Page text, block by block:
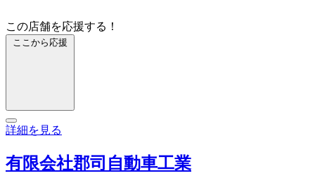
この店舗を応援する！
ここから応援
詳細を見る
有限会社郡司自動車工業